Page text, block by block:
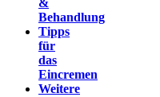
Behandlung
Tipps
für
das
Eincremen
Weitere